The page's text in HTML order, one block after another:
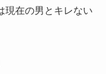
現在の男とキレない